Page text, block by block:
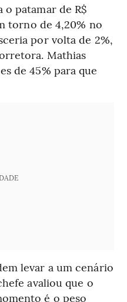
patamar de R$
torno de 4,20% no
por volta de 2%,
Mathias
de 45% para que
levar a um cenário
avaliou que o
é o peso